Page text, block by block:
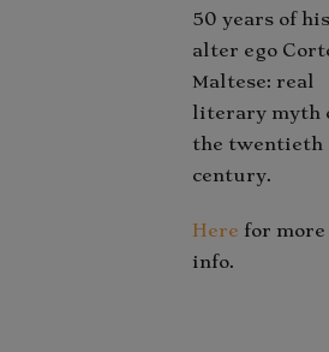
50 years of his
alter ego
Maltese: real
literary myth
the twentieth
century.
Here for more
info.